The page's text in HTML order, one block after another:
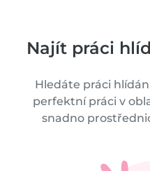
Najít práci
Hledáte práci
perfektní práci v
snadno